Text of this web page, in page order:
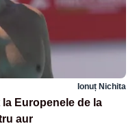
Ionuț Nichita
Europenele de la
aur